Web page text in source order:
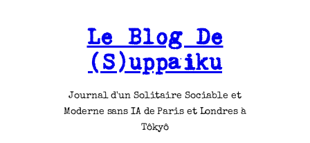
Le Blog De
(S)uppaiku
Journal d'un Solitaire Sociable et
Moderne sans IA de Paris et Londres à
Tôkyô